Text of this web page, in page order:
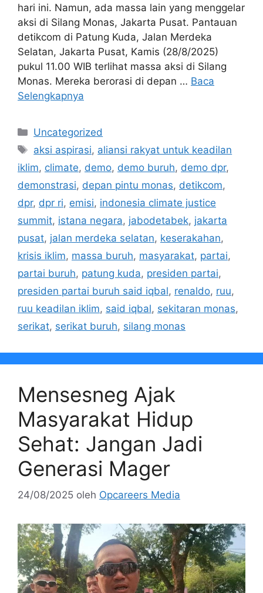
hari ini. Namun, ada massa lain yang menggelar
aksi di Silang Monas, Jakarta Pusat. Pantauan
detikcom di Patung Kuda, Jalan Merdeka
Selatan, Jakarta Pusat, Kamis (28/8/2025)
pukul 11.00 WIB terlihat massa aksi di Silang
Monas. Mereka berorasi di depan … Baca
Selengkapnya
Kategori
Uncategorized
Tag
aksi aspirasi, aliansi rakyat untuk keadilan
iklim, climate, demo, demo buruh, demo dpr,
demonstrasi, depan pintu monas, detikcom,
dpr, dpr ri, emisi, indonesia climate justice
summit, istana negara, jabodetabek, jakarta
pusat, jalan merdeka selatan, keserakahan,
krisis iklim, massa buruh, masyarakat, partai,
partai buruh, patung kuda, presiden partai,
presiden partai buruh said iqbal, renaldo, ruu,
ruu keadilan iklim, said iqbal, sekitaran monas,
serikat, serikat buruh, silang monas
Mensesneg Ajak
Masyarakat Hidup
Sehat: Jangan Jadi
Generasi Mager
24/08/2025 oleh Opcareers Media